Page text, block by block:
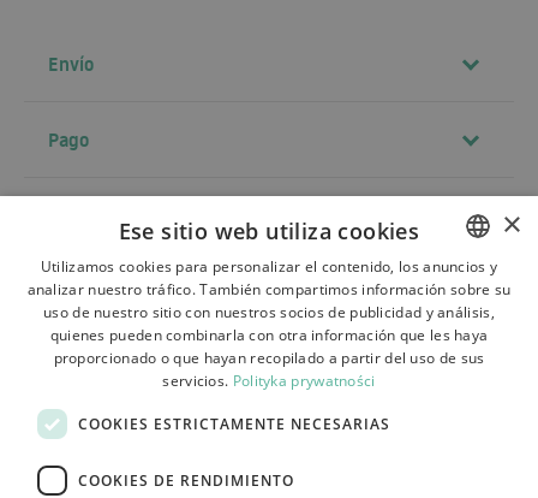
Envío
Pago
Términos y condiciones
Sobre la tienda
Devoluciones y reclamaciones
Pagos
POLISH
BULGARIAN
×
Ese sitio web utiliza cookies
Utilizamos cookies para personalizar el contenido, los anuncios y
analizar nuestro tráfico. También compartimos información sobre su
uso de nuestro sitio con nuestros socios de publicidad y análisis,
quienes pueden combinarla con otra información que les haya
proporcionado o que hayan recopilado a partir del uso de sus
servicios. Polityka prywatności
COOKIES ESTRICTAMENTE NECESARIAS
COOKIES DE RENDIMIENTO